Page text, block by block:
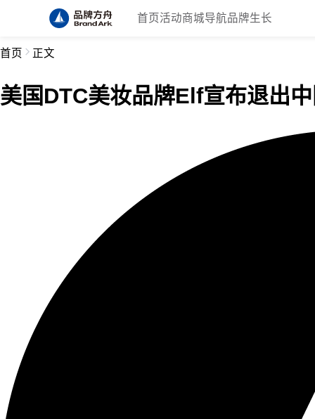
首页 活动商城导航品牌生长
首页 正文
美国DTC美妆品牌Elf宣布退出